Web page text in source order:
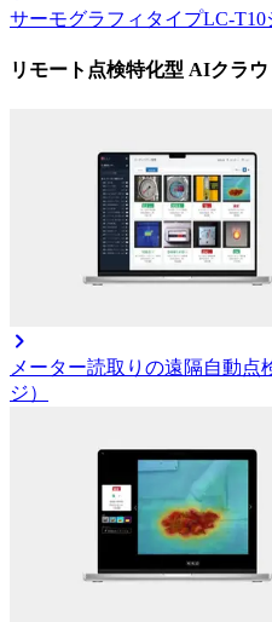
サーモグラフィタイプLC-T10
リモート点検特化型 AIクラウ
メーター読取りの遠隔自動点
ジ）